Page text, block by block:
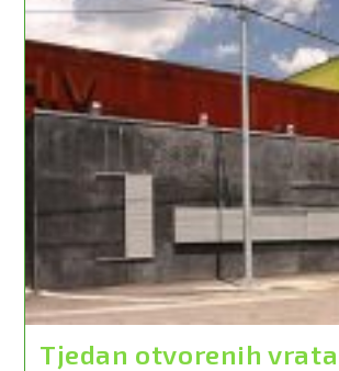
Tjedan otvorenih vrata